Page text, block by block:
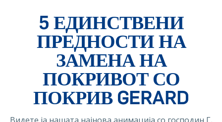
5 ЕДИНСТВЕНИ
ПРЕДНОСТИ НА
ЗАМЕНА НА
ПОКРИВОТ СО
ПОКРИВ GERARD